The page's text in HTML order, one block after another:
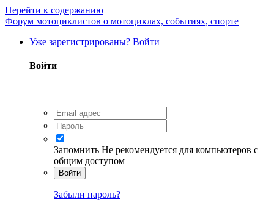
Перейти к содержанию
Форум мотоциклистов о мотоциклах, событиях, спорте
Уже зарегистрированы? Войти
Войти
Запомнить Не рекомендуется для компьютеров с
общим доступом
Войти
Забыли пароль?